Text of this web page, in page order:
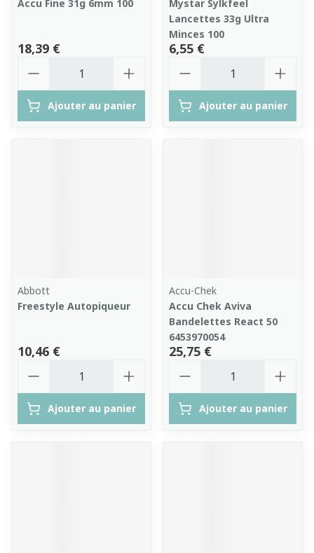
Accu Fine 31g 6mm 100
18,39 €
Ajouter au panier
Mystar Sylkfeel
Lancettes 33g Ultra
Minces 100
6,55 €
Ajouter au panier
Abbott
Freestyle Autopiqueur
10,46 €
Ajouter au panier
Accu-Chek
Accu Chek Aviva
Bandelettes React 50
6453970054
25,75 €
Ajouter au panier